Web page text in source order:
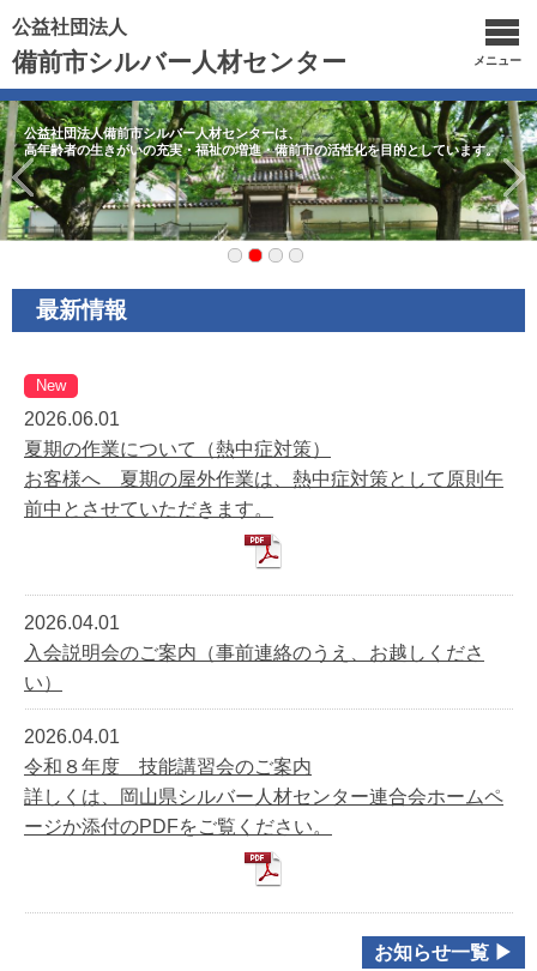
公益社団法人
備前市シルバー人材センター メニュー
公益社団法人備前市シルバー人材センターは、
高年齢者の生きがいの充実・福祉の増進・備前市の活性化を目的としています。
最新情報
New
2026.06.01
夏期の作業について（熱中症対策）
お客様へ 夏期の屋外作業は、熱中症対策として原則午
前中とさせていただきます。
2026.04.01
入会説明会のご案内（事前連絡のうえ、お越しくださ
い）
2026.04.01
令和８年度 技能講習会のご案内
詳しくは、岡山県シルバー人材センター連合会ホームペ
ージか添付のPDFをご覧ください。
お知らせ一覧 ▶